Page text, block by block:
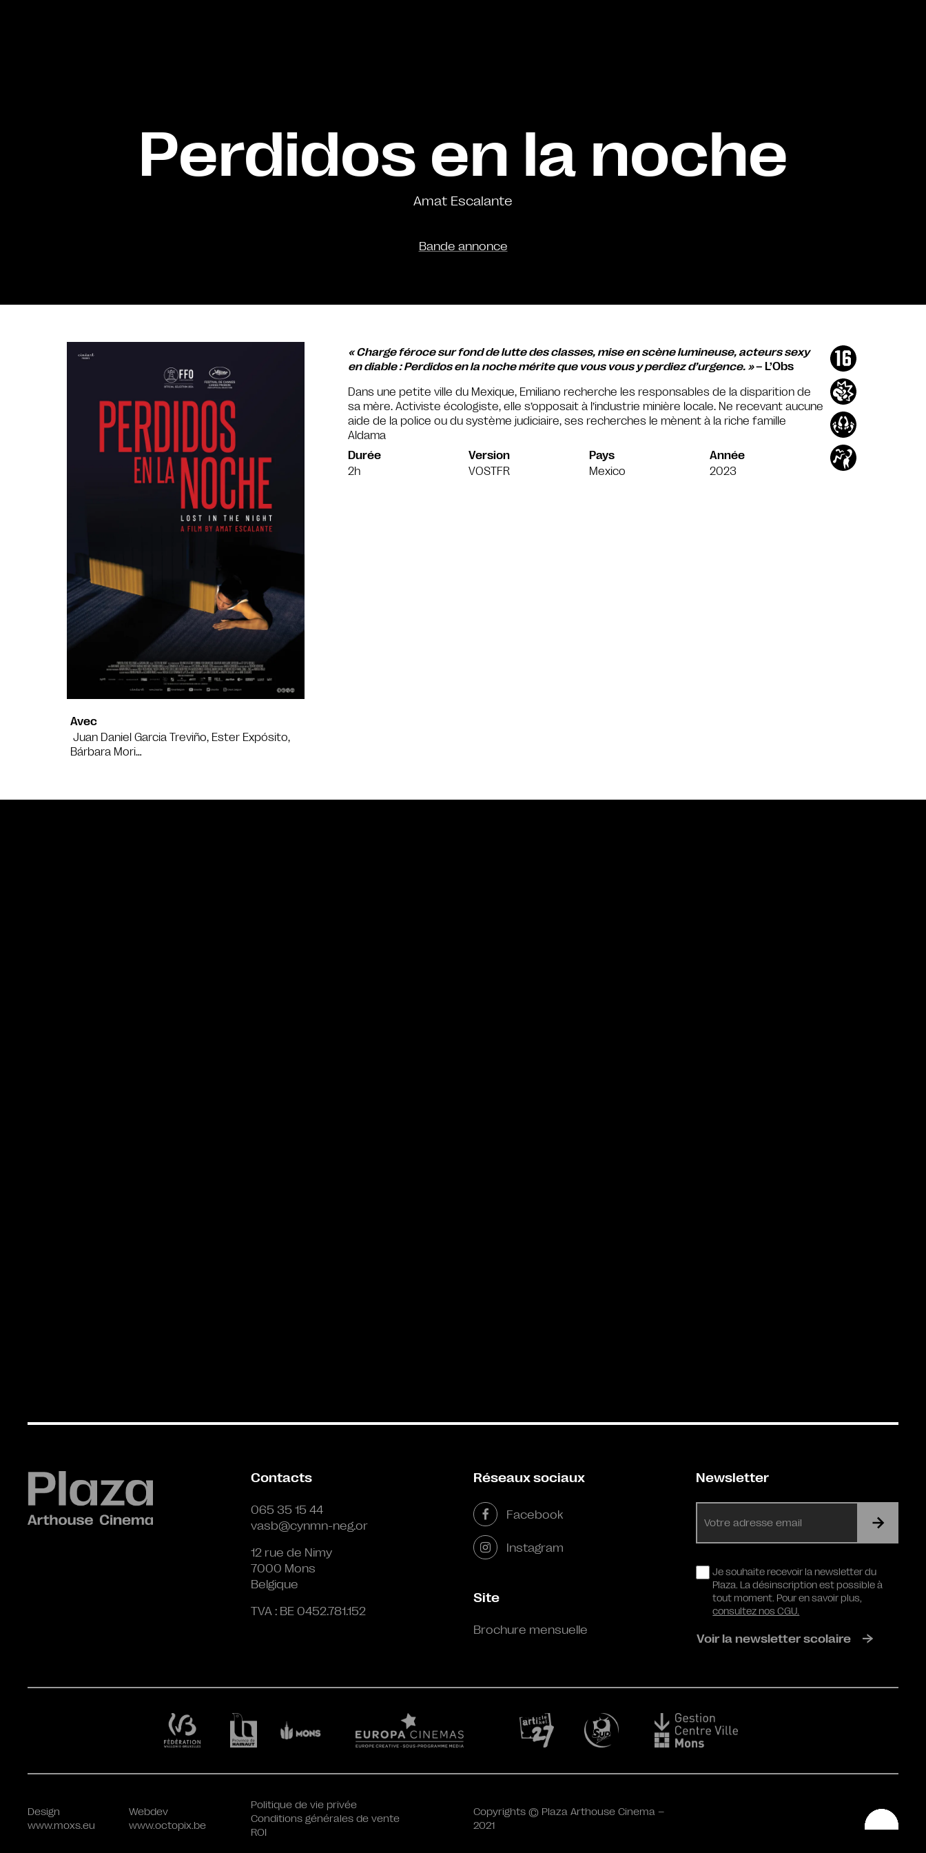
Perdidos en la noche
Amat Escalante
Bande annonce
Avec
Juan Daniel Garcia Treviño, Ester Expósito,
Bárbara Mori…
« Charge féroce sur fond de lutte des classes, mise en scène lumineuse, acteurs sexy
en diable : Perdidos en la noche mérite que vous vous y perdiez d’urgence. »– L’Obs
Dans une petite ville du Mexique, Emiliano recherche les responsables de la disparition de
sa mère. Activiste écologiste, elle s’opposait à l’industrie minière locale. Ne recevant aucune
aide de la police ou du système judiciaire, ses recherches le mènent à la riche famille
Aldama
Durée
2h
Version
VOSTFR
Pays
Mexico
Année
2023
Contacts
065 35 15 44
vasb@cynmn-neg.or
12 rue de Nimy
7000 Mons
Belgique
TVA : BE 0452.781.152
Réseaux sociaux
Facebook
Instagram
Site
Brochure mensuelle
Newsletter
mail
RGPDJe souhaite recevoir la newsletter du
Plaza. La désinscription est possible à
tout moment. Pour en savoir plus,
consultez nos CGU.
Voir la newsletter scolaire
Design
www.moxs.eu
Webdev
www.octopix.be
Politique de vie privée
Conditions générales de vente
ROI
Copyrights © Plaza Arthouse Cinema –
2021